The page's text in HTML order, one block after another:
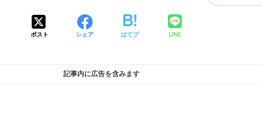
ポスト シェア はてブ LINE
記事内に広告を含みます